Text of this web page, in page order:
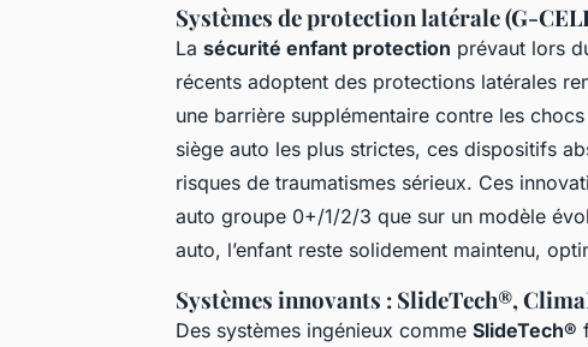
Systèmes de protection latérale (G-
La sécurité enfant protection prévaut lors
récents adoptent des protections latérales
une barrière supplémentaire contre les
siège auto les plus strictes, ces dispositifs
risques de traumatismes sérieux. Ces
auto groupe 0+/1/2/3 que sur un modèle
auto, l’enfant reste solidement maintenu,
Systèmes innovants : SlideTech®,
Des systèmes ingénieux comme SlideTech®